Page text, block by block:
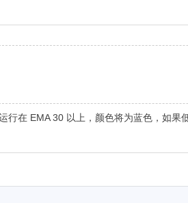
在 EMA 30 以上，颜色将为蓝色，如果